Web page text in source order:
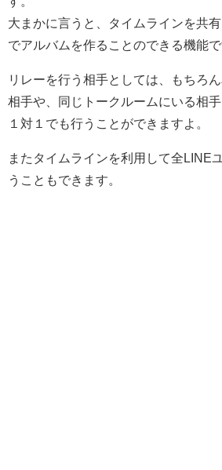
大まかに言うと、タイムラインを共
でアルバムを作ることのできる機能で
リレーを行う相手としては、もちろ
相手や、同じトークルームにいる相手
１対１でも行うことができますよ。
またタイムラインを利用して全LINE
うこともできます。